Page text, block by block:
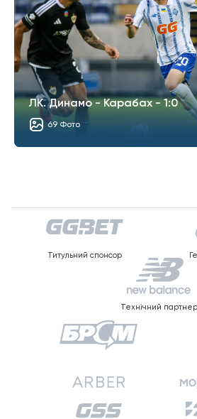
ЛК. Динамо - Карабах - 1:0
69 Фото
Титульний спонсор
Технічний партнер